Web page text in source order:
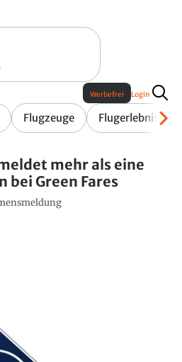
Flugzeuge Flugerlebnis
Werbefrei Login
mehr als eine
bei Green Fares